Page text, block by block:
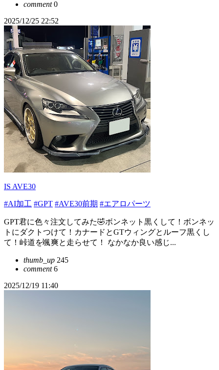
comment0
2025/12/25 22:52
IS AVE30
#AI加工 #GPT #AVE30前期 #エアロパーツ
GPT君に色々注文してみた🤣ボンネット黒くして！ボンネッ
トにダクトつけて！カナードとGTウィングとルーフ黒くし
て！峠道を颯爽と走らせて！ なかなか良い感じ...
thumb_up 245
comment6
2025/12/19 11:40